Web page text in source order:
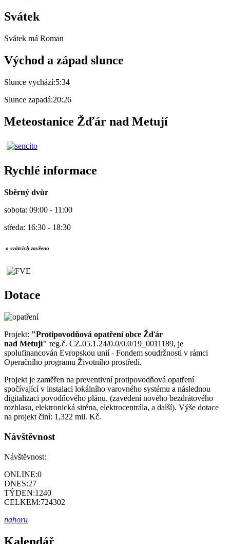
Svátek
Svátek má Roman
Východ a západ slunce
Slunce vychází:5:34
Slunce zapadá:20:26
Meteostanice Žďár nad Metují
Rychlé informace
Sběrný dvůr
sobota: 09:00 - 11:00
středa: 16:30 - 18:30
o svátcích zavřeno
Dotace
Projekt: "Protipovodňová opatření obce Žďár
nad Metují" reg.č. CZ.05.1.24/0.0/0.0/19_0011189, je
spolufinancován Evropskou unií - Fondem soudržnosti v rámci
Operačního programu Životního prostředí.
Projekt je zaměřen na preventivní protipovodňová opatření
spočívající v instalaci lokálního varovného systému a následnou
digitalizaci povodňového plánu. (zavedení nového bezdrátového
rozhlasu, elektronická siréna, elektrocentrála, a další). Výše dotace
na projekt činí: 1,322 mil. Kč.
Návštěvnost
Návštěvnost:
ONLINE:0
DNES:27
TÝDEN:1240
CELKEM:724302
nahoru
Kalendář